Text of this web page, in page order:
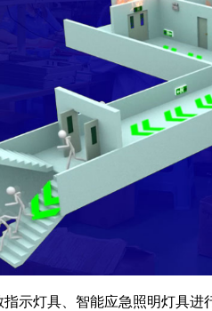
灯具、智能应急照明灯具进